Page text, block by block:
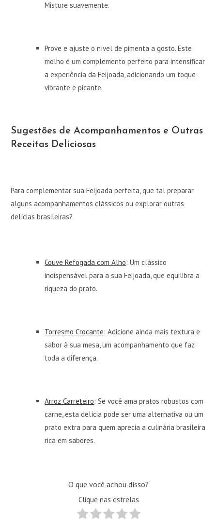
Misture suavemente.
Prove e ajuste o nível de pimenta a gosto. Este
molho é um complemento perfeito para intensificar
a experiência da Feijoada, adicionando um toque
vibrante e picante.
Sugestões de Acompanhamentos e Outras
Receitas Deliciosas
Para complementar sua Feijoada perfeita, que tal preparar
alguns acompanhamentos clássicos ou explorar outras
delícias brasileiras?
Couve Refogada com Alho: Um clássico
indispensável para a sua Feijoada, que equilibra a
riqueza do prato.
Torresmo Crocante: Adicione ainda mais textura e
sabor à sua mesa, um acompanhamento que faz
toda a diferença.
Arroz Carreteiro: Se você ama pratos robustos com
carne, esta delícia pode ser uma alternativa ou um
prato extra para quem aprecia a culinária brasileira
rica em sabores.
O que você achou disso?
Clique nas estrelas